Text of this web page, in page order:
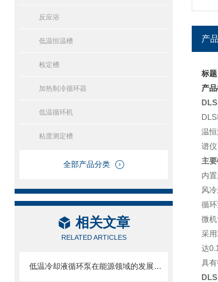
反应浴
低温恒温槽
检定槽
加热制冷循环器
低温循环机
粘度测定槽
全部产品分类
相关文章
RELATED ARTICLES
低温冷却液循环泵在能源领域的发展趋势
产
标
产
温
谱
主
内
风
循
微
采
达
具